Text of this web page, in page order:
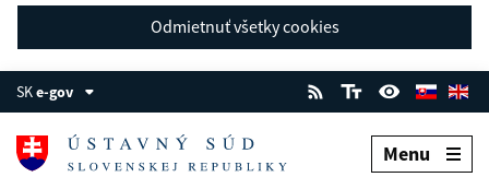
Odmietnuť všetky cookies
SKe-gov
Menu